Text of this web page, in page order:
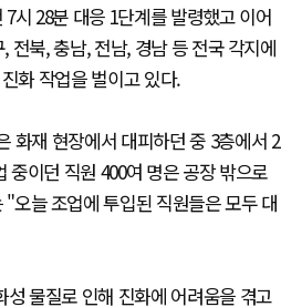
시 28분 대응 1단계를 발령했고 이어
전북, 충남, 전남, 경남 등 전국 각지에
화 작업을 벌이고 있다.
화재 현장에서 대피하던 중 3층에서 2
중이던 직원 400여 명은 공장 밖으로
오늘 조업에 투입된 직원들은 모두 대
물질로 인해 진화에 어려움을 겪고